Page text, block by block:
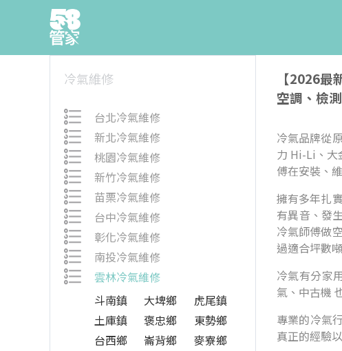
冷氣維修
台北冷氣維修
新北冷氣維修
桃園冷氣維修
新竹冷氣維修
苗栗冷氣維修
台中冷氣維修
彰化冷氣維修
南投冷氣維修
雲林冷氣維修
斗南鎮
大埤鄉
虎尾鎮
土庫鎮
褒忠鄉
東勢鄉
台西鄉
崙背鄉
麥寮鄉
【2026
空調、檢
冷氣品牌從
力 Hi-Li、大
傅在安裝、
擁有多年扎
有異音、發
冷氣師傅做
過適合坪數
冷氣有分家
氣、中古機
專業的冷氣
真正的經驗